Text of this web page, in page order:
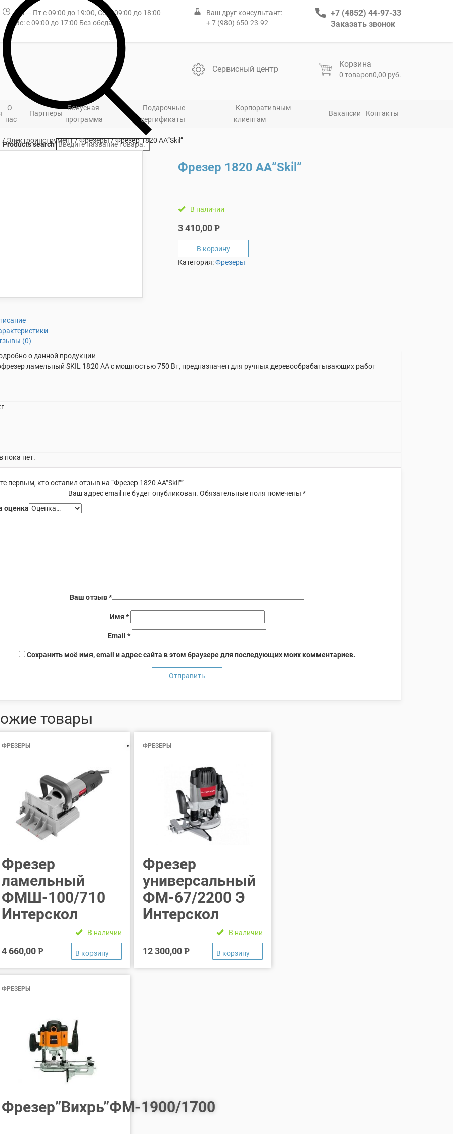
Пн — Пт с 09:00 до 19:00, Сб: с 09:00 до 18:00
Вс: с 09:00 до 17:00 Без обеда
Ваш друг консультант:
+ 7 (980) 650-23-92
+7 (4852) 44-97-33
Заказать звонок
Products search
Сервисный центр
Корзина
0 товаров0,00 руб.
О
нас
Партнеры
Бонусная
программа
Подарочные
сертификаты
Корпоративным
клиентам
Вакансии Контакты
/Электроинструмент/Фрезеры/ Фрезер 1820 АА”Skil”
Фрезер 1820 АА”Skil”
В наличии
3 410,00Р
В корзину
Категория:Фрезеры
(0)
о данной продукции
ламельный SKIL 1820 АА с мощностью 750 Вт, предназначен для ручных деревообрабатывающих работ
пока нет.
первым, кто оставил отзыв на “Фрезер 1820 АА”Skil””
Ваш адрес email не будет опубликован. Обязательные поля помечены*
оценка
Ваш отзыв*
Имя *
Email*
Сохранить моё имя, email и адрес сайта в этом браузере для последующих моих комментариев.
товары
ФРЕЗЕРЫ
Фрезер
ламельный
ФМШ-100/710
Интерскол
В наличии
4 660,00 Р
ФРЕЗЕРЫ
Фрезер
универсальный
ФМ-67/2200 Э
Интерскол
В наличии
12 300,00Р
ФРЕЗЕРЫ
Фрезер”Вихрь”ФМ-1900/1700